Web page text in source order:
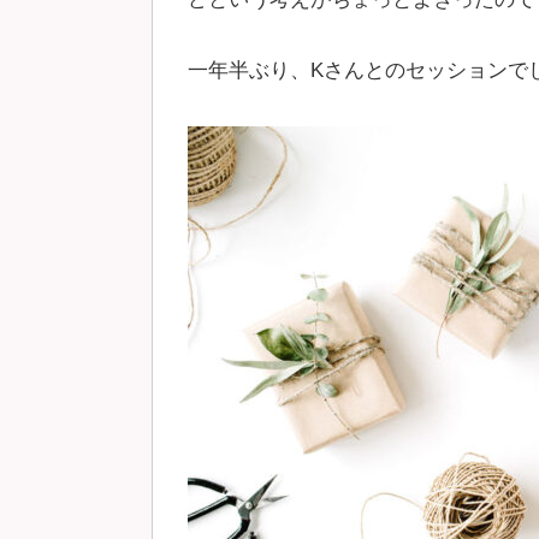
一年半ぶり、Kさんとのセッションで